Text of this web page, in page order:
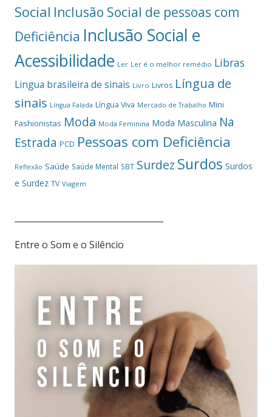
Social Inclusão Social de pessoas com
Deficiência Inclusão Social e
Acessibilidade Ler Ler é o melhor remédio Libras
Lingua brasileira de sinais Livro Livros Língua de
sinais Língua Falada Língua Viva Mercado de Trabalho Mini
Fashionistas Moda Moda Feminina Moda Masculina Na
Estrada PCD Pessoas com Deficiência
Reflexão Saúde Saúde Mental SBT Surdez Surdos Surdos
e Surdez TV Viagem
Entre o Som e o Silêncio